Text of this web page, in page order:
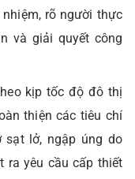
rõ người thực
và giải quyết công
kịp tốc độ đô thị
thiện các tiêu chí
sạt lở, ngập úng do
ra yêu cầu cấp thiết